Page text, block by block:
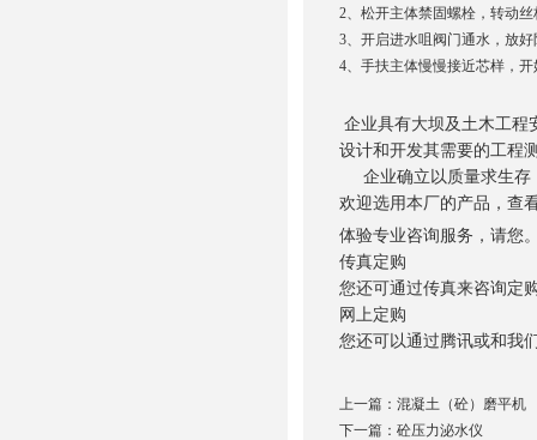
2、松开主体禁固螺栓，转动
3、开启进水咀阀门通水，放
4、手扶主体慢慢接近芯样，
企业具有大坝及土木工程
设计和开发其需要的工程
企业确立以质量求生存
欢迎选用本厂的产品，查
体验专业咨询服务，请您
传真定购
您还可通过传真来咨询定
网上定购
您还可以通过腾讯或和我
上一篇： 混凝土（砼）磨平机
下一篇： 砼压力泌水仪